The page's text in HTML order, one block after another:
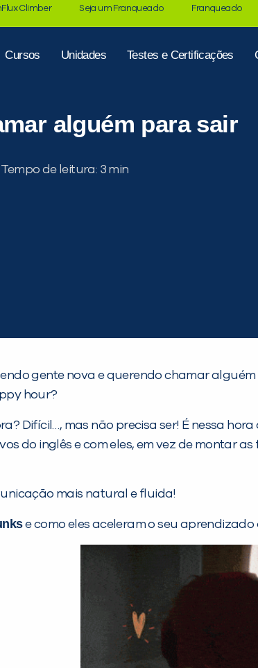
Climber Seja um Franqueado Franqueado
Cursos Unidades Testes e Certificações
alguém para sair
Tempo de leitura:
gente nova e querendo chamar
hour?
Difícil…, mas não precisa ser! É nessa
do inglês e com eles, em vez de montar
mais natural e fluida!
e como eles aceleram o seu aprendizado